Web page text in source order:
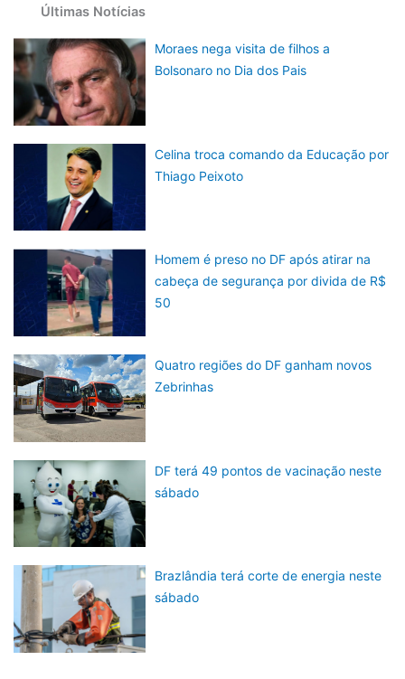
Últimas Notícias
Moraes nega visita de filhos a
Bolsonaro no Dia dos Pais
Celina troca comando da Educação por
Thiago Peixoto
Homem é preso no DF após atirar na
cabeça de segurança por divida de R$
50
Quatro regiões do DF ganham novos
Zebrinhas
DF terá 49 pontos de vacinação neste
sábado
Brazlândia terá corte de energia neste
sábado